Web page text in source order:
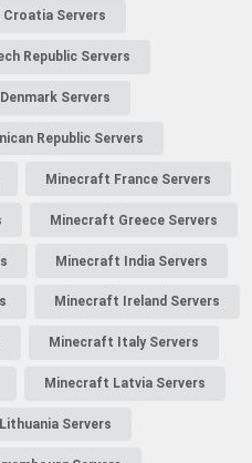
Servers
Republic Servers
Servers
Republic Servers
Minecraft France Servers
Minecraft Greece Servers
Minecraft India Servers
Minecraft Ireland Servers
Minecraft Italy Servers
Minecraft Latvia Servers
Servers